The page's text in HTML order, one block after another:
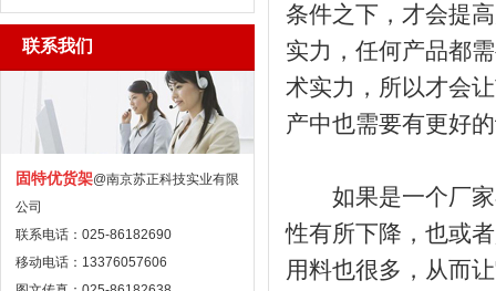
联系我们
固特优货架@南京苏正科技实业有限
公司
联系电话：025-86182690
移动电话：13376057606
条件之下，才会提
实力，任何产品都
术实力，所以才会
产中也需要有更好
如果是一个厂家
性有所下降，也或
用料也很多，从而